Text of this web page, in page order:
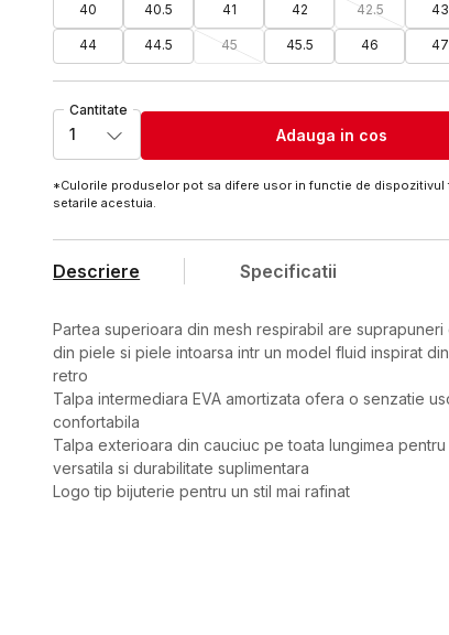
40 40.5 41 42 42.5 43
44 44.5 45 45.5 46 47
Cantitate
1 Adauga in cos
*Culorile produselor pot sa difere usor in functie de
setarile acestuia.
Descriere Specificatii
Partea superioara din mesh respirabil are suprapuneri
din piele si piele intoarsa intr un model fluid inspirat
retro
Talpa intermediara EVA amortizata ofera o senzatie
confortabila
Talpa exterioara din cauciuc pe toata lungimea
versatila si durabilitate suplimentara
Logo tip bijuterie pentru un stil mai rafinat